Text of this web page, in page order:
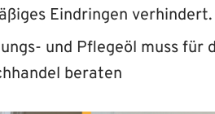
Eindringen verhindert.
und Pflegeöl muss für
beraten